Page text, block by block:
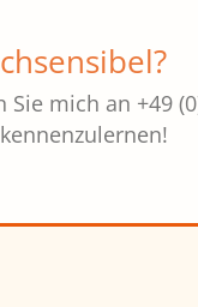
mich an +49